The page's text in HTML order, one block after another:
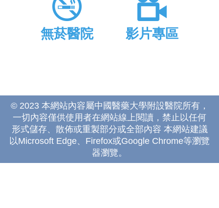
無菸醫院 影片專區
© 2023 本網站內容屬中國醫藥大學附設醫院所有，
一切內容僅供使用者在網站線上閱讀，禁止以任何
形式儲存、散佈或重製部分或全部內容 本網站建議
以Microsoft Edge、Firefox或Google Chrome等瀏覽
器瀏覽。